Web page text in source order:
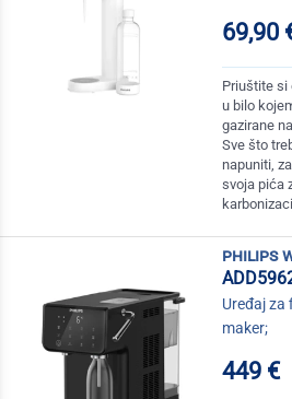
69,90
Priuštite si
u bilo
gazirane
Sve što
napuniti,
svoja pića
philips
Uređaj za
maker;
449 €